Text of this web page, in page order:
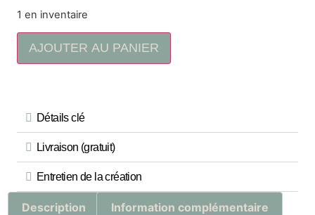
1 en inventaire
AJOUTER AU PANIER
Détails clé
Livraison (gratuit)
Entretien de la création
Description Information complémentaire